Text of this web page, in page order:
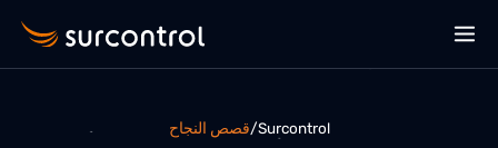
قصص النجاح/ surcontrol